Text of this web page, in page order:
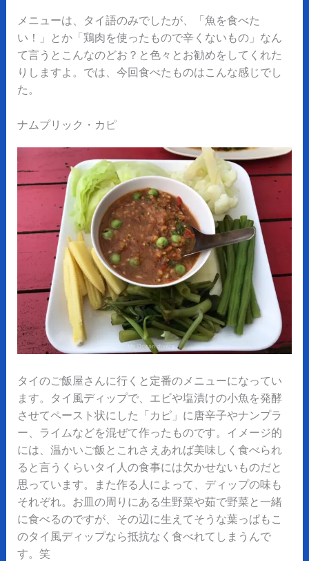
メニューは、タイ語のみでしたが、「魚を食べた
い！」とか「鶏肉を使ったもので辛くないもの」なん
て言うとこんなのどお？と色々とお勧めをしてくれた
りしますよ。では、今回食べたものはこんな感じでし
た。
ナムプリック・カピ
タイのご飯屋さんに行くと定番のメニューになってい
ます。タイ風ディップで、エビや塩漬けの小魚を発酵
させてペースト状にした「カピ」に唐辛子やナンプラ
ー、ライムなどを混ぜて作ったものです。イメージ的
には、温かいご飯とこれさえあれば美味しく食べられ
ると言うくらいタイ人の食事には欠かせないものだと
思っています。また作る人によって、ディップの味も
それぞれ。お皿の周りにある生野菜や茹で野菜と一緒
に食べるのですが、その辺に生えてそうな葉っぱもこ
のタイ風ディップなら抵抗なく食べれてしまうんで
す。笑